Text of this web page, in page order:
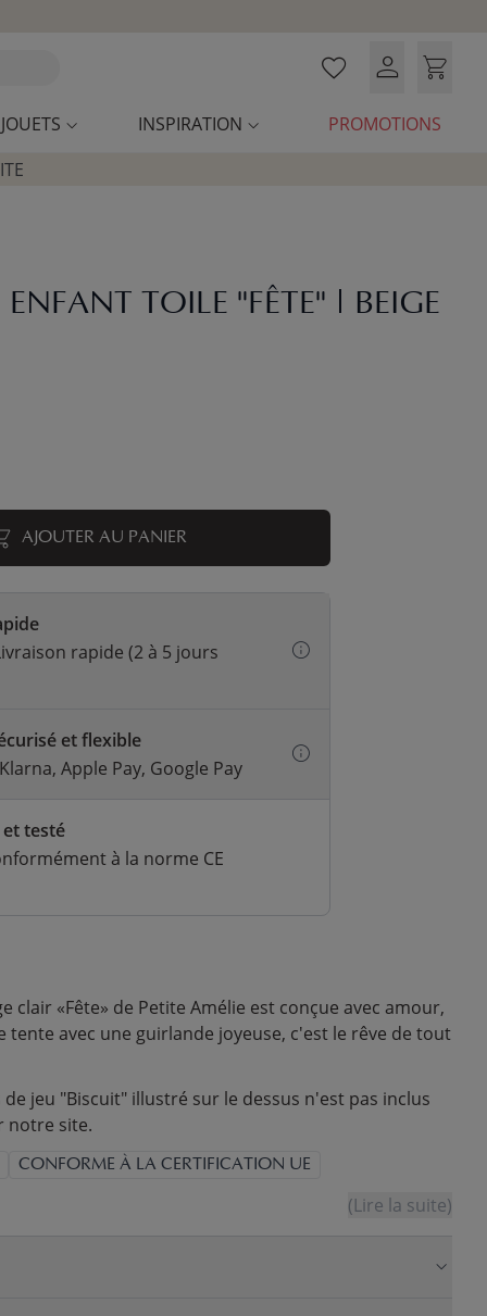
JOUETS INSPIRATION
PROMOTIONS
ENFANT TOILE "FÊTE" | BEIGE
AJOUTER AU PANIER
rapide (2 à 5 jours
et flexible
Apple Pay, Google Pay
testé
à la norme CE
clair «Fête» de Petite Amélie est conçue avec amour,
tente avec une guirlande joyeuse, c'est le rêve de tout
de jeu "Biscuit" illustré sur le dessus n'est pas inclus
notre site.
CONFORME À LA CERTIFICATION UE
(Lire la suite)